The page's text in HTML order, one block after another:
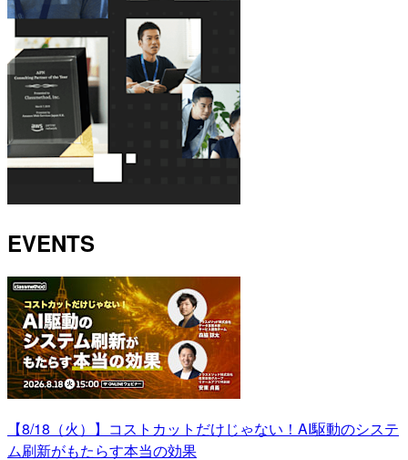
EVENTS
【8/18（火）】コストカットだけじゃない！AI駆動のシステ
ム刷新がもたらす本当の効果